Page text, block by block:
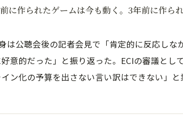
前に作られたゲームは今も動く。3年前に作ら
は公聴会後の記者会見で「肯定的に反応しな
意的だった」と振り返った。ECIの審議とし
ン化の予算を出さない言い訳はできない」と